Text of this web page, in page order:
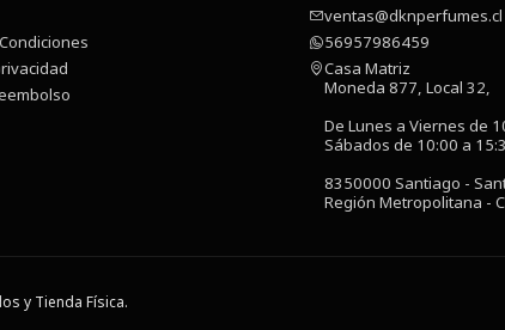
ventas@dknperfumes.cl
56957986459
Casa Matriz
Moneda 877, Local 32,
De Lunes a Viernes de
Sábados de 10:00 a
8350000 Santiago -
Región Metropolitana -
y Tienda Física.